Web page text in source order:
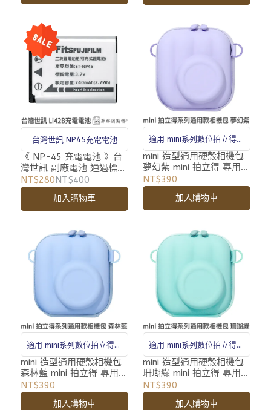
台灣世訊 NP45充電電池
《 NP-45 充電電池 》台
灣世訊 副廠電池 通過標檢
局認證標準 NP45
NT$280NT$400
加入購物車
適用 mini系列數位拍立得相
機
mini 造型通用硬殼相機包
夢幻紫 mini 拍立得 專用
相機包 收納包 附背帶
NT$390
加入購物車
適用 mini系列數位拍立得相
機
mini 造型通用硬殼相機包
森林藍 mini 拍立得 專用
相機包 收納包 附背帶
NT$390
加入購物車
適用 mini系列數位拍立得相
機
mini 造型通用硬殼相機包
珊瑚綠 mini 拍立得 專用
相機包 收納包 附背帶
NT$390
加入購物車